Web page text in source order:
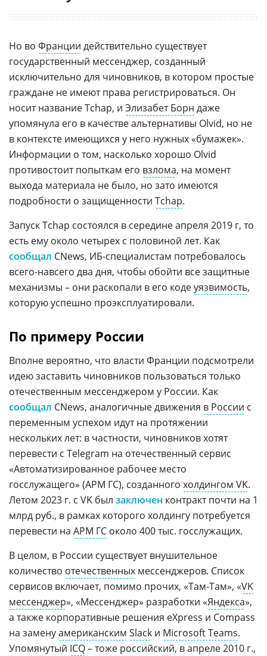
Но во Франции действительно существует
государственный мессенджер, созданный
исключительно для чиновников, в котором простые
граждане не имеют права регистрироваться. Он
носит название Tchap, и Элизабет Борн даже
упомянула его в качестве альтернативы Olvid, но не
в контексте имеющихся у него нужных «бумажек».
Информации о том, насколько хорошо Olvid
противостоит попыткам его взлома, на момент
выхода материала не было, но зато имеются
подробности о защищенности Tchap.
Запуск Tchap состоялся в середине апреля 2019 г, то
есть ему около четырех с половиной лет. Как
сообщал CNews, ИБ-специалистам потребовалось
всего-навсего два дня, чтобы обойти все защитные
механизмы – они раскопали в его кодеуязвимость,
которую успешно проэксплуатировали.
По примеру России
Вполне вероятно, что власти Франции подсмотрели
идею заставить чиновников пользоваться только
отечественным мессенджером у России. Как
сообщал CNews, аналогичные движения в России с
переменным успехом идут на протяжении
нескольких лет: в частности, чиновников хотят
перевести с Telegram на отечественный сервис
«Автоматизированное рабочее место
госслужащего» (АРМ ГС), созданного холдингом VK.
Летом 2023 г. с VK был заключен контракт почти на 1
млрд руб., в рамках которого холдингу потребуется
перевести на АРМ ГС около 400 тыс. госслужащих.
В целом, в России существует внушительное
количество отечественных мессенджеров. Список
сервисов включает, помимо прочих, «Там-Там», «VK
мессенджер», «Мессенджер» разработки «Яндекса»,
а также корпоративные решения eXpress и Compass
на заменуамериканским Slack и Microsoft Teams.
Упомянутый ICQ– тоже российский, в апреле 2010 г.,